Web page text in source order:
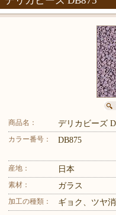
商品名： デリカビーズ
カラー番号： DB875
産地： 日本
素材： ガラス
加工の種類： ギョク、ツヤ